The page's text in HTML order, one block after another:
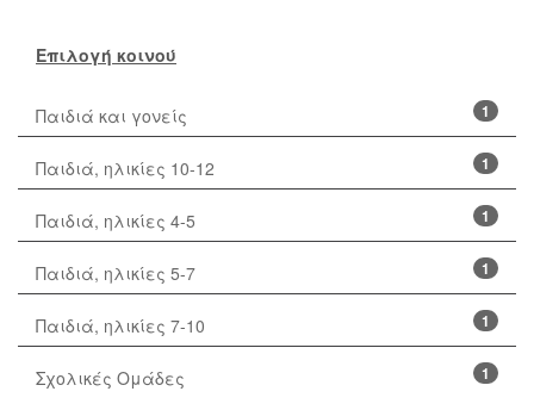
Επιλογή κοινού
1
Παιδιά και γονείς
1
Παιδιά, ηλικίες 10-12
1
Παιδιά, ηλικίες 4-5
1
Παιδιά, ηλικίες 5-7
1
Παιδιά, ηλικίες 7-10
1
Σχολικές Ομάδες